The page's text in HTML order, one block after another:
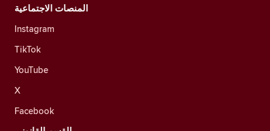
المنصات الاجتماعية
Instagram
TikTok
YouTube
X
Facebook